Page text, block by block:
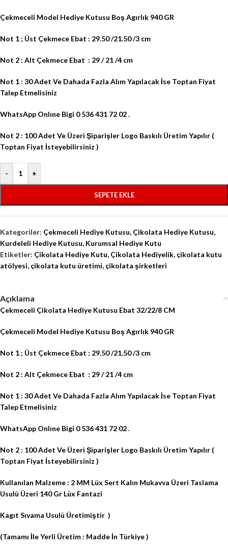
Çekmeceli Model Hediye Kutusu Boş Agırlık 940 GR
Not 1 ; Üst Çekmece Ebat : 29.50 /21.50 /3 cm
Not 2 : Alt Çekmece Ebat : 29 / 21 /4 cm
Not 1 : 30 Adet Ve Dahada Fazla Alım Yapılacak İse Toptan Fiyat
Talep Etmelisiniz
WhatsApp Onlıne Bigi 0 536 431 72 02 .
Not 2 : 100 Adet Ve Üzeri Şiparişler Logo Baskılı Üretim Yapılır (
Toptan Fiyat İsteyebilirsiniz )
- +
SEPETE EKLE
Kategoriler: Çekmeceli Hediye Kutusu, Çikolata Hediye Kutusu,
Kurdeleli Hediye Kutusu, Kurumsal Hediye Kutu
Etiketler: Çikolata Hediye Kutu, Çikolata Hediyelik, çikolata kutu
atölyesi, çikolata kutu üretimi, çikolata şirketleri
Açıklama
Çekmeceli Çikolata Hediye Kutusu Ebat 32/22/8 CM
Çekmeceli Model Hediye Kutusu Boş Agırlık 940 GR
Not 1 ; Üst Çekmece Ebat : 29.50 /21.50 /3 cm
Not 2 : Alt Çekmece Ebat : 29 / 21 /4 cm
Not 1 : 30 Adet Ve Dahada Fazla Alım Yapılacak İse Toptan Fiyat
Talep Etmelisiniz
WhatsApp Onlıne Bigi 0 536 431 72 02 .
Not 2 : 100 Adet Ve Üzeri Şiparişler Logo Baskılı Üretim Yapılır (
Toptan Fiyat İsteyebilirsiniz )
Kullanılan Malzeme : 2 MM Lüx Sert Kalın Mukavva Üzeri Taslama
Usulü Üzeri 140 Gr Lüx Fantazi
Kagıt Sıvama Usulü Üretimiştir )
(Tamamı İle Yerli Üretim : Madde İn Türkiye )